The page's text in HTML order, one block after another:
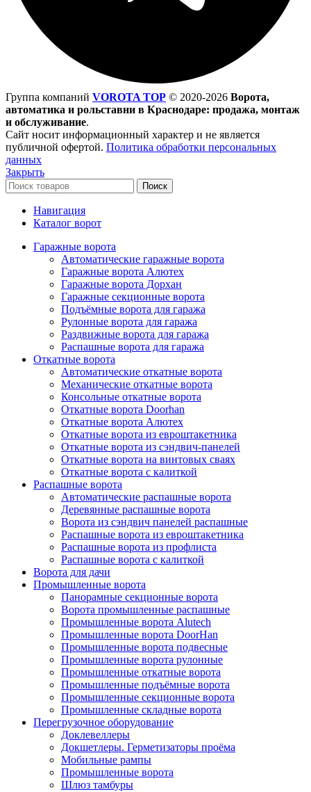
Группа компаний VOROTA TOP © 2020-2026 Ворота,
автоматика и рольставни в Краснодаре: продажа, монтаж
и обслуживание.
Сайт носит информационный характер и не является
публичной офертой. Политика обработки персональных
данных
Закрыть
Поиск
Навигация
Каталог ворот
Гаражные ворота
Автоматические гаражные ворота
Гаражные ворота Алютех
Гаражные ворота Дорхан
Гаражные секционные ворота
Подъёмные ворота для гаража
Рулонные ворота для гаража
Раздвижные ворота для гаража
Распашные ворота для гаража
Откатные ворота
Автоматические откатные ворота
Механические откатные ворота
Консольные откатные ворота
Откатные ворота Doorhan
Откатные ворота Алютех
Откатные ворота из евроштакетника
Откатные ворота из сэндвич-панелей
Откатные ворота на винтовых сваях
Откатные ворота с калиткой
Распашные ворота
Автоматические распашные ворота
Деревянные распашные ворота
Ворота из сэндвич панелей распашные
Распашные ворота из евроштакетника
Распашные ворота из профлиста
Распашные ворота с калиткой
Ворота для дачи
Промышленные ворота
Панорамные секционные ворота
Ворота промышленные распашные
Промышленные ворота Alutech
Промышленные ворота DoorHan
Промышленные ворота подвесные
Промышленные ворота рулонные
Промышленные откатные ворота
Промышленные подъёмные ворота
Промышленные секционные ворота
Промышленные складные ворота
Перегрузочное оборудование
Доклевеллеры
Докшетлеры. Герметизаторы проёма
Мобильные рампы
Промышленные ворота
Шлюз тамбуры